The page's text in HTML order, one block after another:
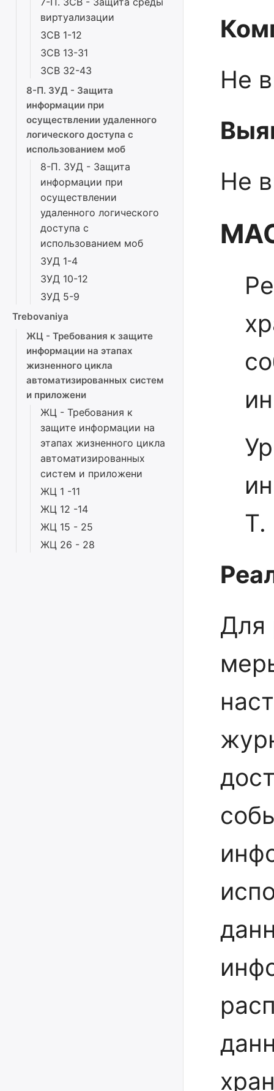
виртуализации
ЗСВ 1-12
ЗСВ 13-31
ЗСВ 32-43
8-П. ЗУД - Защита
информации при
осуществлении удаленного
логического доступа с
использованием моб
8-П. ЗУД - Защита
информации при
осуществлении
удаленного логического
доступа с
использованием моб
ЗУД 1-4
ЗУД 10-12
ЗУД 5-9
Trebovaniya
ЖЦ - Требования к защите
информации на этапах
жизненного цикла
автоматизированных систем
и приложени
ЖЦ - Требования к
защите информации на
этапах жизненного цикла
автоматизированных
систем и приложени
ЖЦ 1 -11
ЖЦ 12 -14
ЖЦ 15 - 25
ЖЦ 26 - 28
Не
Не
Т.
Для